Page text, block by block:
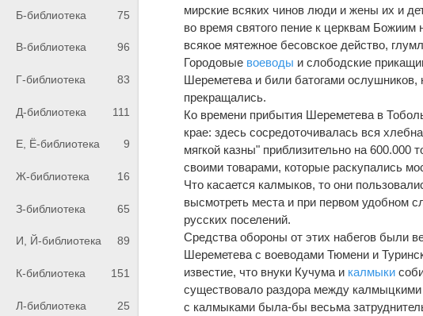
Б-библиотека 75
В-библиотека 96
Г-библиотека 83
Д-библиотека 111
Е, Ё-библиотека 9
Ж-библиотека 16
З-библиотека 65
И, Й-библиотека 89
К-библиотека 151
Л-библиотека 25
мирские всяких чинов люди и жены их и
во время святого пение к церквам
всякое мятежное бесовское действо,
Городовые воеводы и слободские
Шереметева и били батогами ослушников,
прекращались.
Ко времени прибытия Шереметева в
крае: здесь сосредоточивалась вся
мягкой казны" приблизительно на
своими товарами, которые раскупались
Что касается калмыков, то они
высмотреть места и при первом удобном
русских поселений.
Средства обороны от этих набегов были
Шереметева с воеводами Тюмени и
известие, что внуки Кучума и калмыки
существовало раздора между
с калмыками была-бы весьма